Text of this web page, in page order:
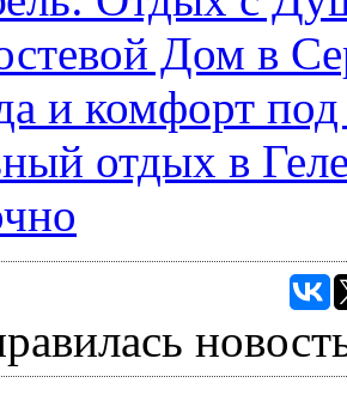
Дом в
и комфорт
отдых в